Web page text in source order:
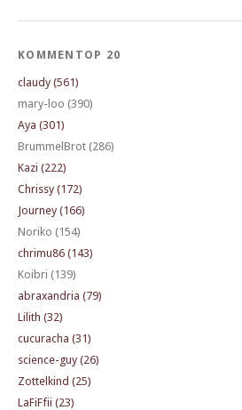
KOMMENTOP 20
claudy (561)
mary-loo (390)
Aya (301)
BrummelBrot (286)
Kazi (222)
Chrissy (172)
Journey (166)
Noriko (154)
chrimu86 (143)
Koibri (139)
abraxandria (79)
Lilith (32)
cucuracha (31)
science-guy (26)
Zottelkind (25)
LaFiFfii (23)